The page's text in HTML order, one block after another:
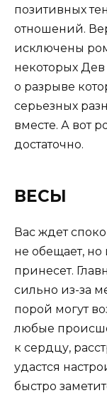
позитивных
отношений.
исключены
некоторых Дев
о разрыве
серьезных
вместе. А вот
достаточно.
ВЕСЫ
Вас ждет
не обещает, но
принесет.
сильно из-за
порой могут
любые
к сердцу,
удастся
быстро